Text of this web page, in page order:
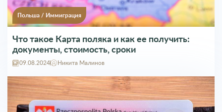
Польша / Иммиграция
Что такое Карта поляка и как ее получить:
документы, стоимость, сроки
09.08.2024 Никита Малинов